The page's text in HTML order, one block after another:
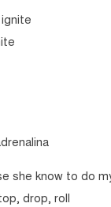
ignite
she know to do
drop, roll